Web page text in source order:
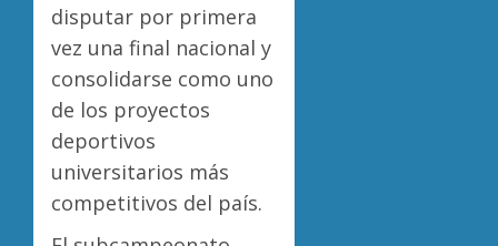
disputar por primera
vez una final nacional y
consolidarse como uno
de los proyectos
deportivos
universitarios más
competitivos del país.